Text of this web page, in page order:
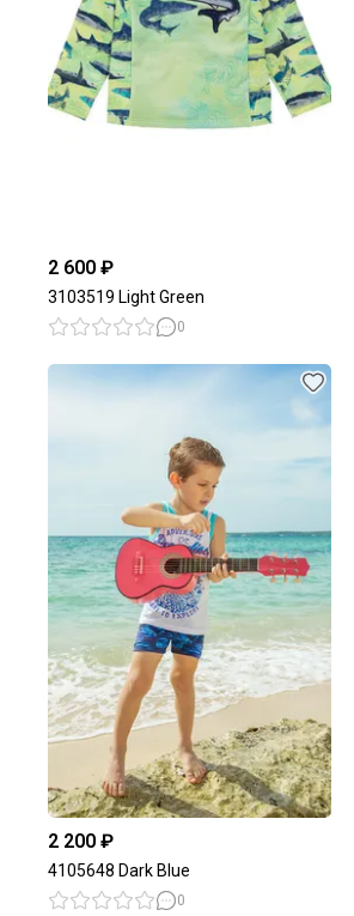
2 600 ₽
3103519 Light Green
0
2 200 ₽
4105648 Dark Blue
0